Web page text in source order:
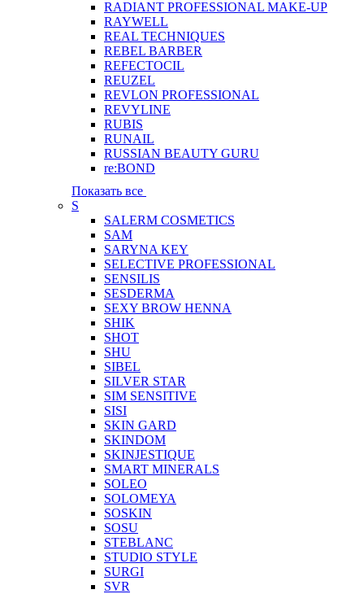
RADIANT PROFESSIONAL MAKE-UP
RAYWELL
REAL TECHNIQUES
REBEL BARBER
REFECTOCIL
REUZEL
REVLON PROFESSIONAL
REVYLINE
RUBIS
RUNAIL
RUSSIAN BEAUTY GURU
re:BOND
Показать все
S
SALERM COSMETICS
SAM
SARYNA KEY
SELECTIVE PROFESSIONAL
SENSILIS
SESDERMA
SEXY BROW HENNA
SHIK
SHOT
SHU
SIBEL
SILVER STAR
SIM SENSITIVE
SISI
SKIN GARD
SKINDOM
SKINJESTIQUE
SMART MINERALS
SOLEO
SOLOMEYA
SOSKIN
SOSU
STEBLANC
STUDIO STYLE
SURGI
SVR